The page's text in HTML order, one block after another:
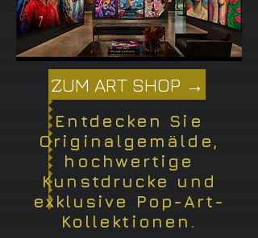
ZUM ART SHOP →
Entdecken Sie
Originalgemälde,
hochwertige
Kunstdrucke und
exklusive Pop-Art-
Kollektionen.